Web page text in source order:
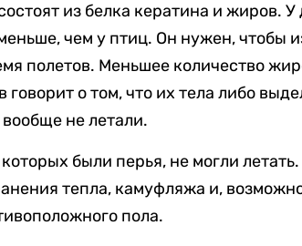
из белка кератина и жиров. У
чем у птиц. Он нужен, чтобы
полетов. Меньшее количество
говорит о том, что их тела либо
не летали.
были перья, не могли
тепла, камуфляжа и,
пола.